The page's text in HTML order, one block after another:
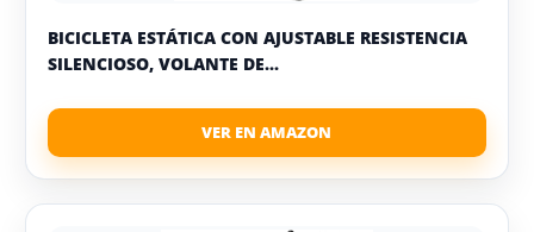
BICICLETA ESTÁTICA CON AJUSTABLE RESISTENCIA
SILENCIOSO, VOLANTE DE...